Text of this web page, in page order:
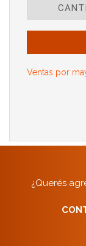
Ventas por
¿Querés